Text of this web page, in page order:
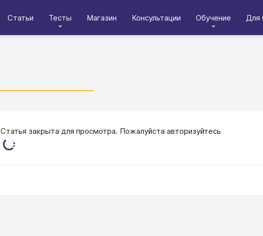
Статьи Тесты Магазин Консультации Обучение Для
Статья закрыта для просмотра. Пожалуйста авторизуйтесь